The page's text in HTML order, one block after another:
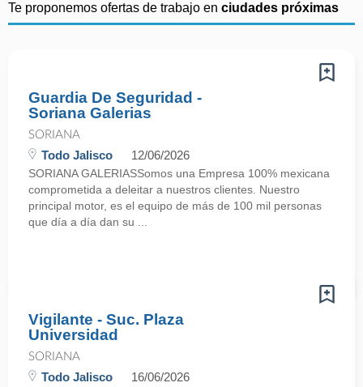
Te proponemos ofertas de trabajo en ciudades próximas
Guardia De Seguridad -
Soriana Galerias
SORIANA
Todo Jalisco 12/06/2026
SORIANA GALERIASSomos una Empresa 100% mexicana
comprometida a deleitar a nuestros clientes. Nuestro
principal motor, es el equipo de más de 100 mil personas
que día a día dan su ...
Vigilante - Suc. Plaza
Universidad
SORIANA
Todo Jalisco 16/06/2026